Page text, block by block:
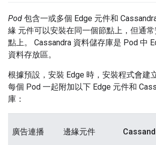
Pod 包含一或多個 Edge 元件和
緣 元件可以安裝在同一個節點上，但通
點上。 Cassandra 資料儲存庫是 Pod 中
資料存放區。
根據預設，安裝 Edge 時，安裝程式會建
每個 Pod 一起附加以下 Edge 元件和
庫：
廣告連播 邊緣元件